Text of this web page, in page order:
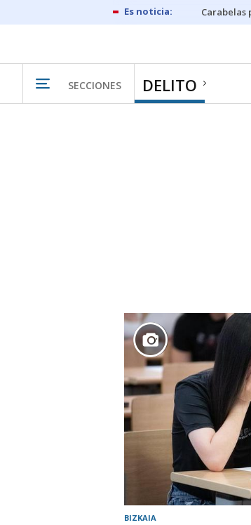
Carabelas
SECCIONES DELITO
BIZKAIA